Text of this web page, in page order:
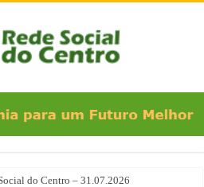
do Centro – 31.07.2026